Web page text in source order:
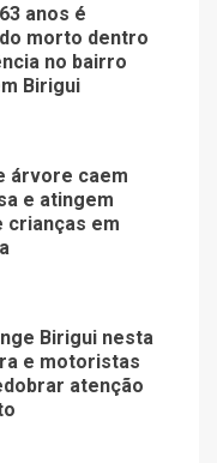
anos é
morto dentro
no bairro
Birigui
árvore caem
e atingem
crianças em
Birigui nesta
e motoristas
atenção